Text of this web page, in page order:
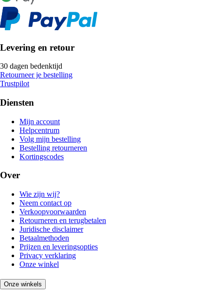
Levering en retour
30 dagen bedenktijd
Retourneer je bestelling
Trustpilot
Diensten
Mijn account
Helpcentrum
Volg mijn bestelling
Bestelling retourneren
Kortingscodes
Over
Wie zijn wij?
Neem contact op
Verkoopvoorwaarden
Retourneren en terugbetalen
Juridische disclaimer
Betaalmethoden
Prijzen en leveringsopties
Privacy verklaring
Onze winkel
Onze winkels